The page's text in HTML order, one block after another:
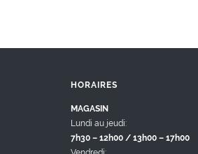
HORAIRES
MAGASIN
Lundi au jeudi:
7h30 – 12h00 / 13h00 – 17h00